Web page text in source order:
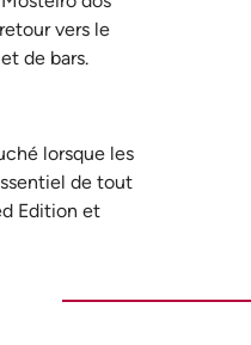
vers le
de bars.
lorsque les
de tout
Edition et